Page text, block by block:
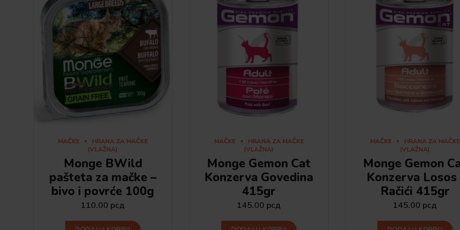
MAČKE
HRANA ZA MAČKE
(VLAŽNA)
Monge BWild
pašteta za mačke –
bivo i povrće 100g
110.00 рсд
MAČKE
HRANA ZA MAČKE
(VLAŽNA)
Monge Gemon Cat
Konzerva Govedina
415gr
145.00 рсд
MAČKE
HRANA ZA MAČKE
(VLAŽNA)
Monge Gemon
Konzerva Losos
Račići 415gr
145.00 рсд